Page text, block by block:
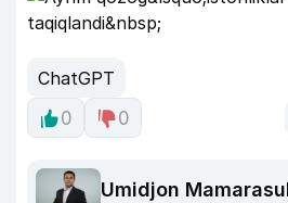
ChatGPT
0
0
Umidjon